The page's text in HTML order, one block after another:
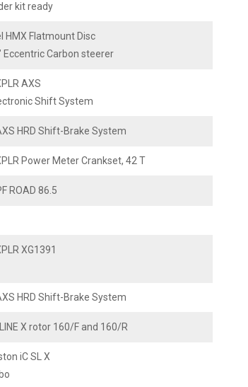
kit ready
HMX Flatmount Disc
Carbon steerer
AXS
Shift System
HRD Shift-Brake System
Power Meter Crankset, 42 T
ROAD 86.5
XG1391
HRD Shift-Brake System
X rotor 160/F and 160/R
iC SL X